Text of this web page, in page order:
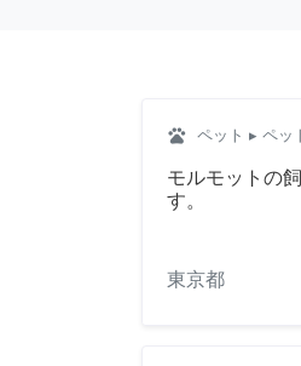
pets ペット ▸ ペッ
モルモットの
す。
東京都